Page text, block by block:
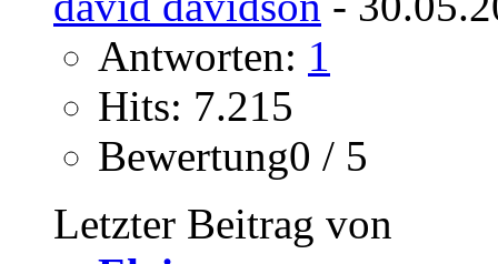
Antworten: 1
Hits: 7.215
Bewertung0 / 5
Letzter Beitrag von